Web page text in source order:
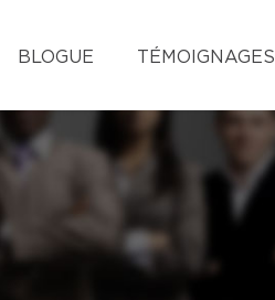
BLOGUE TÉMOIGNAGES